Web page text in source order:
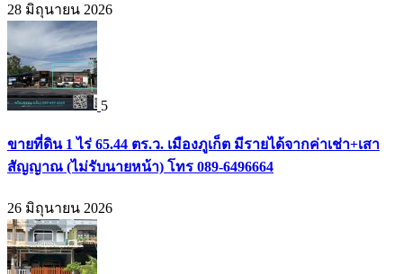
28 มิถุนายน 2026
5
ขายที่ดิน 1 ไร่ 65.44 ตร.ว. เมืองภูเก็ต มีรายได้จากค่าเช่า+เสา
สัญญาณ (ไม่รับนายหน้า) โทร 089-6496664
26 มิถุนายน 2026